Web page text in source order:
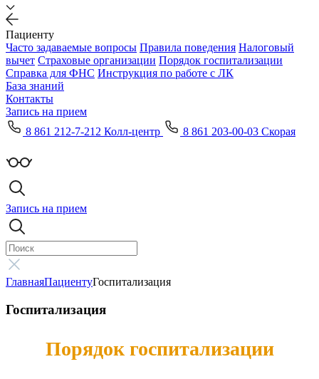
Пациенту
Часто задаваемые вопросы Правила поведения Налоговый
вычет Страховые организации Порядок госпитализации
Справка для ФНС Инструкция по работе с ЛК
База знаний
Контакты
Запись на прием
8 861 212-7-212 Колл-центр
8 861 203-00-03 Скорая
Запись на прием
ГлавнаяПациентуГоспитализация
Госпитализация
Порядок госпитализации